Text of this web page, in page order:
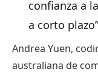
confianza a
a corto
Andrea Yuen,
australiana de